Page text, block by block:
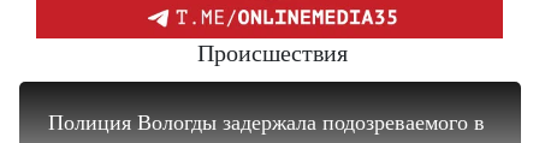
Происшествия
Полиция Вологды задержала подозреваемого в